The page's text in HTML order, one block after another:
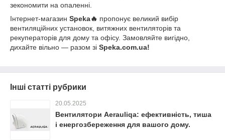
зекономити на опаленні.
Інтернет-магазин Speka🔥 пропонує великий вибір
вентиляційних установок, витяжних вентиляторів та
рекуператорів для дому та офісу. Замовляйте вигідно,
дихайте вільно — разом зі Speka.com.ua!
Інші статті рубрики
20.05.2025
Вентилятори Aerauliqa: ефективність, тиша
і енергозбереження для вашого дому.